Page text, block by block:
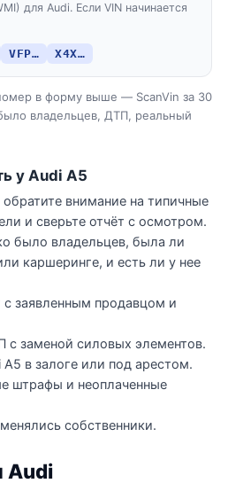
для Audi. Если VIN начинается
VFP… X4X…
в форму выше — ScanVin за 30
владельцев, ДТП, реальный
у Audi A5
внимание на типичные
и сверьте отчёт с осмотром.
было владельцев, была ли
каршеринге, и есть ли у нее
с заявленным продавцом и
заменой силовых элементов.
в залоге или под арестом.
штрафы и неоплаченные
собственники.
Audi